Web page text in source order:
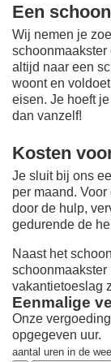
Een
Wij nemen je
schoonmaakster
altijd naar een
woont en
eisen. Je hoeft
dan vanzelf!
Kosten
Je sluit bij ons
per maand.
door de hulp,
gedurende de
Naast het
schoonmaakster
vakantietoeslag
Eenmalige
Onze
opgegeven uur.
aantal uren in de